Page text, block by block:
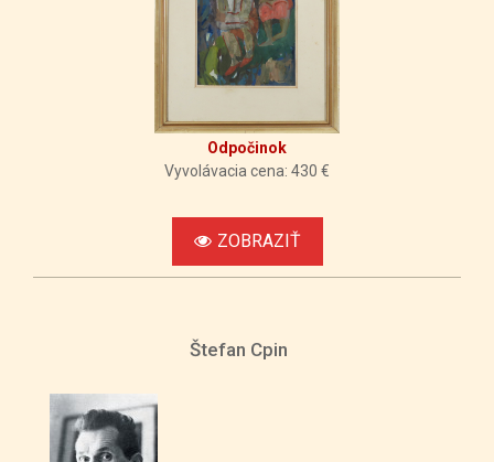
Odpočinok
Vyvolávacia cena: 430 €
ZOBRAZIŤ
Štefan Cpin